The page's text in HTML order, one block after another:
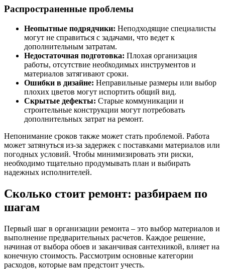
Распространенные проблемы
Неопытные подрядчики: Неподходящие специалисты
могут не справиться с задачами, что ведет к
дополнительным затратам.
Недостаточная подготовка: Плохая организация
работы, отсутствие необходимых инструментов и
материалов затягивают сроки.
Ошибки в дизайне: Неправильные размеры или выбор
плохих цветов могут испортить общий вид.
Скрытые дефекты: Старые коммуникации и
строительные конструкции могут потребовать
дополнительных затрат на ремонт.
Непонимание сроков также может стать проблемой. Работа
может затянуться из-за задержек с поставками материалов или
погодных условий. Чтобы минимизировать эти риски,
необходимо тщательно продумывать план и выбирать
надежных исполнителей.
Сколько стоит ремонт: разбираем по
шагам
Первый шаг в организации ремонта – это выбор материалов и
выполнение предварительных расчетов. Каждое решение,
начиная от выбора обоев и заканчивая сантехникой, влияет на
конечную стоимость. Рассмотрим основные категории
расходов, которые вам предстоит учесть.